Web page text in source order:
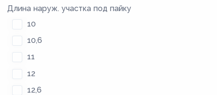
Длина наруж. участка под пайку
10
10,6
11
12
12,6